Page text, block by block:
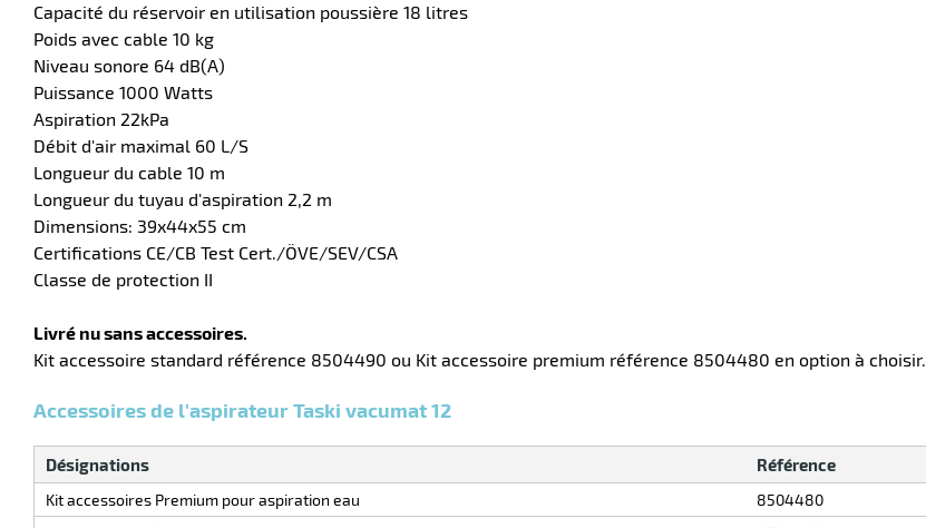
Capacité du réservoir en utilisation poussière 18 litres
Poids avec cable 10 kg
Niveau sonore 64 dB(A)
Puissance 1000 Watts
Aspiration 22kPa
Débit d'air maximal 60 L/S
Longueur du cable 10 m
Longueur du tuyau d'aspiration 2,2 m
Dimensions: 39x44x55 cm
Certifications CE/CB Test Cert./ÖVE/SEV/CSA
Classe de protection II
Livré nu sans accessoires.
Kit accessoire standard référence 8504490 ou Kit accessoire premium référence 8504480 en option à choisir.
Accessoires de l'aspirateur Taski vacumat 12
Désignations Référence
Kit accessoires Premium pour aspiration eau
8504480